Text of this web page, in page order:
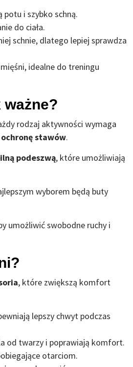
potu i szybko schną.
do ciała.
schnie, dlatego lepiej sprawdza
idealne do treningu
rodzaj aktywności wymaga
stawów.
podeszwą, które umożliwiają
wyborem będą buty
umożliwić swobodne ruchy i
, które zwiększą komfort
lepszy chwyt podczas
od twarzy i poprawiają komfort.
otarciom.